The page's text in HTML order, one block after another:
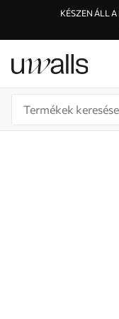
KÉSZEN ÁLL